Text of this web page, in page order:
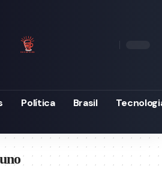
Política Brasil